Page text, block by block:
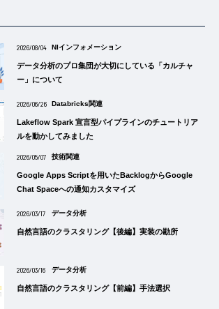
2026/08/04 NIインフォメーション
データ分析のプロ集団が大切にしている「カルチャ
ー」について
2026/06/26 Databricks関連
Lakeflow Spark 宣言型パイプラインのチュートリア
ルを動かしてみました
2026/05/07 技術関連
Google Apps Scriptを用いたBacklogからGoogle
Chat Spaceへの通知カスタマイズ
2026/03/17 データ分析
自然言語のクラスタリング【後編】実装の勘所
2026/03/16 データ分析
自然言語のクラスタリング【前編】手法選択